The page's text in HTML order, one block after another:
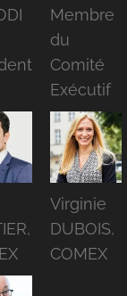
Membre
du
Comité
Exécutif
Virginie
DUBOIS,
COMEX